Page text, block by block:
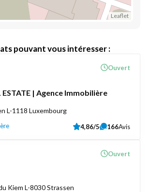
Leaflet
pouvant vous intéresser :
ESTATE | Agence Immobilière
L-1118 Luxembourg
Ouvert
4,86/5 166Avis
Kiem L-8030 Strassen
Ouvert